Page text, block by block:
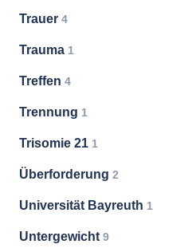
Trauer 4
Trauma 1
Treffen 4
Trennung 1
Trisomie 21 1
Überforderung 2
Universität Bayreuth 1
Untergewicht 9